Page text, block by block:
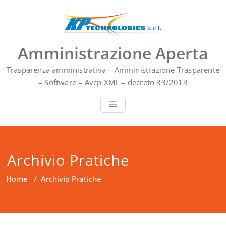
Amministrazione Aperta
Trasparenza amministrativa – Amministrazione Trasparente
– Software – Avcp XML – decreto 33/2013
Archivio Pratiche
Home / Archivio Pratiche